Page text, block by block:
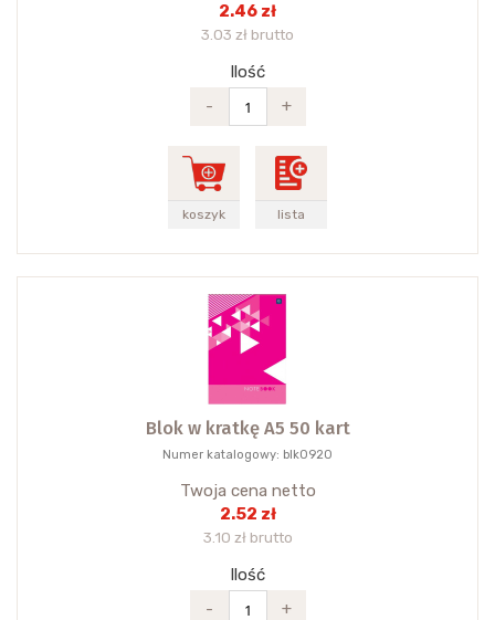
2.46 zł
3.03 zł brutto
Ilość
-
+
koszyk lista
Blok w kratkę A5 50 kart
Numer katalogowy: blk0920
Twoja cena netto
2.52 zł
3.10 zł brutto
Ilość
-
+